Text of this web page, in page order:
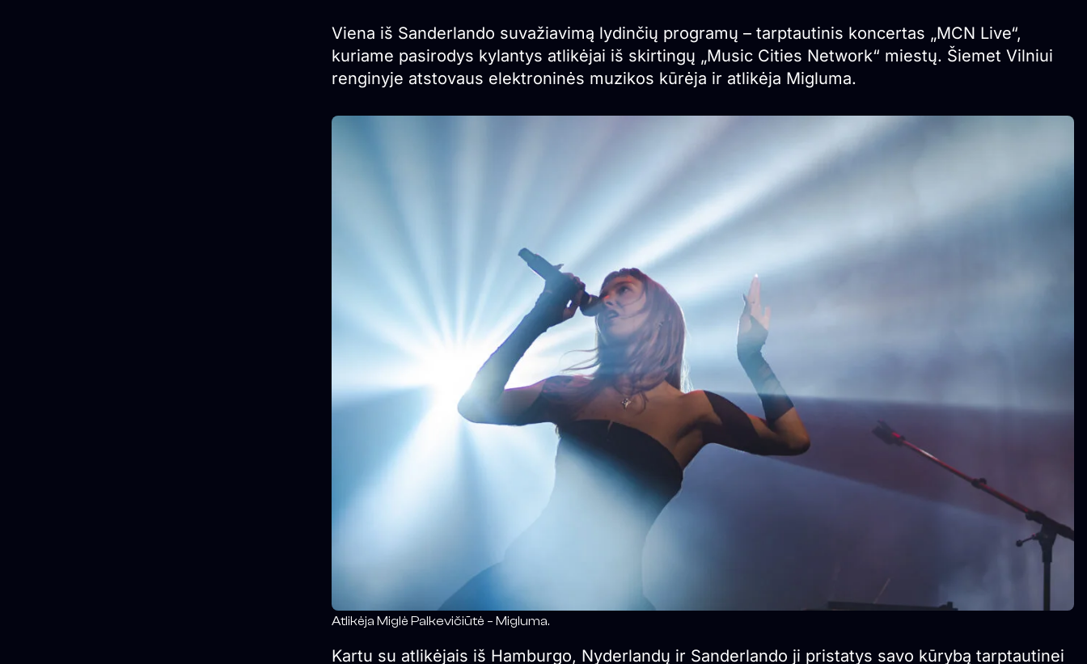
Viena iš Sanderlando suvažiavimą lydinčių programų – tarptautinis koncertas „MCN Live“,
kuriame pasirodys kylantys atlikėjai iš skirtingų „Music Cities Network“ miestų. Šiemet Vilniui
renginyje atstovaus elektroninės muzikos kūrėja ir atlikėja Migluma.
Atlikėja Miglė Palkevičiūtė – Migluma.
Kartu su atlikėjais iš Hamburgo, Nyderlandų ir Sanderlando ji pristatys savo kūrybą tarptautinei